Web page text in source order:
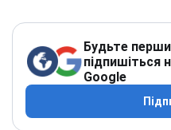
Будьте
підпишіться
Google